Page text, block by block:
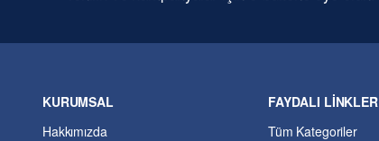
KURUMSAL
Hakkımızda
FAYDALI LİNKLER
Tüm Kategoriler